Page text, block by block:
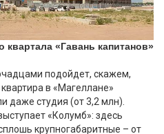
квартала «Гавань капитанов»
подойдет, скажем,
в «Магеллане»
даже студия (от 3,2 млн).
«Колумб»: здесь
крупногабаритные – от